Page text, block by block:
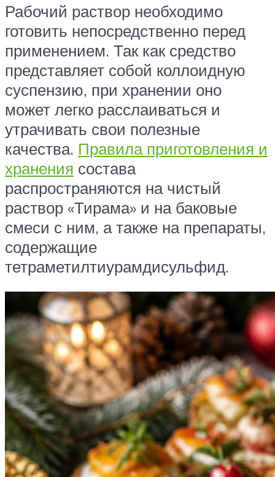
Рабочий раствор необходимо
готовить непосредственно перед
применением. Так как средство
представляет собой коллоидную
суспензию, при хранении оно
может легко расслаиваться и
утрачивать свои полезные
качества. Правила приготовления и
хранения состава
распространяются на чистый
раствор «Тирама» и на баковые
смеси с ним, а также на препараты,
содержащие
тетраметилтиурамдисульфид.